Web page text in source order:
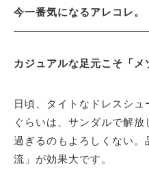
今一番気になるアレコレ。
カジュアルな足元こそ「メ
日頃、タイトなドレスシ
ぐらいは、サンダルで解
過ぎるのもよろしくない
流」が効果大です。
ABOUT SITE